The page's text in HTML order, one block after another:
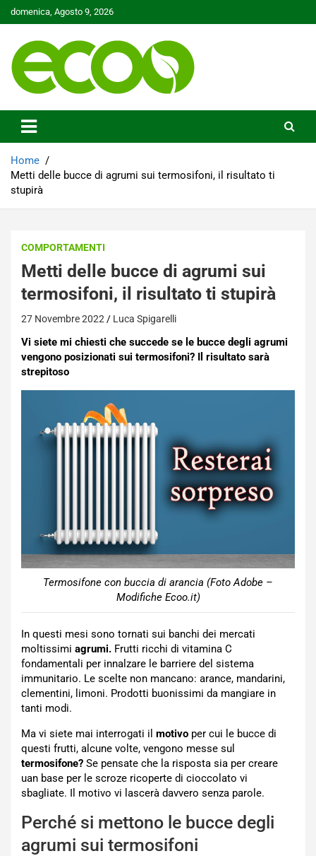
Skip
to
domenica, Agosto 9, 2026
Ecoo.it
Home
Metti delle bucce di agrumi sui termosifoni, il risultato ti
stupirà
COMPORTAMENTI
Metti delle bucce di agrumi sui
termosifoni, il risultato ti stupirà
27 Novembre 2022 Luca Spigarelli
Vi siete mi chiesti che succede se le bucce degli agrumi
vengono posizionati sui termosifoni? Il risultato sarà
strepitoso
Termosifone con buccia di arancia (Foto Adobe –
Modifiche Ecoo.it)
In questi mesi sono tornati sui banchi dei mercati
moltissimi agrumi. Frutti ricchi di vitamina C
fondamentali per innalzare le barriere del sistema
immunitario. Le scelte non mancano: arance, mandarini,
clementini, limoni. Prodotti buonissimi da mangiare in
tanti modi.
Ma vi siete mai interrogati il motivo per cui le bucce di
questi frutti, alcune volte, vengono messe sul
termosifone? Se pensate che la risposta sia per creare
uan base per le scroze ricoperte di cioccolato vi
sbagliate. Il motivo vi lascerà davvero senza parole.
Perché si mettono le bucce degli
agrumi sui termosifoni